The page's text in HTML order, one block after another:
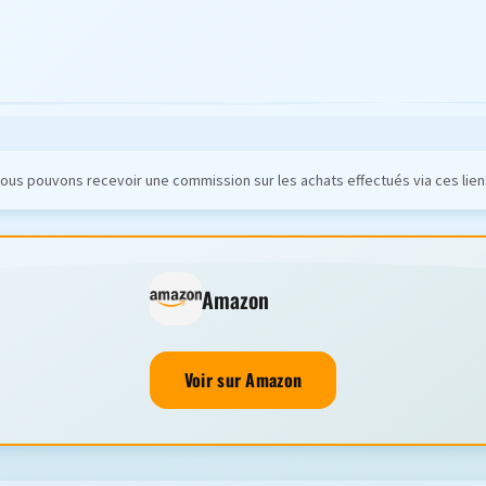
pouvons recevoir une commission sur les achats effectués via ces
Amazon
Voir sur Amazon